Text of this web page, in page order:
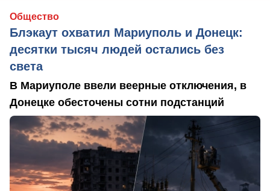
Общество
Блэкаут охватил Мариуполь и Донецк:
десятки тысяч людей остались без
света
В Мариуполе ввели веерные отключения, в
Донецке обесточены сотни подстанций